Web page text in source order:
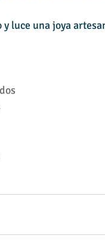
y luce una joya